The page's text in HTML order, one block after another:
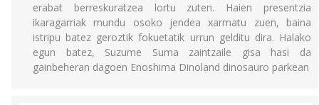
erabat berreskuratzea lortu zuten. Haien presentzia
ikaragarriak mundu osoko jendea xarmatu zuen, baina
istripu batez geroztik fokuetatik urrun gelditu dira. Halako
egun batez, Suzume Suma zaintzaile gisa hasi da
gainbeheran dagoen Enoshima Dinoland dinosauro parkean